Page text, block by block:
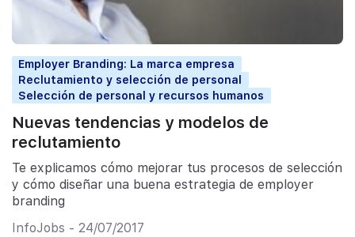
Employer Branding: La marca empresa
Reclutamiento y selección de personal
Selección de personal y recursos humanos
Nuevas tendencias y modelos de
reclutamiento
Te explicamos cómo mejorar tus procesos de selección
y cómo diseñar una buena estrategia de employer
branding
InfoJobs - 24/07/2017